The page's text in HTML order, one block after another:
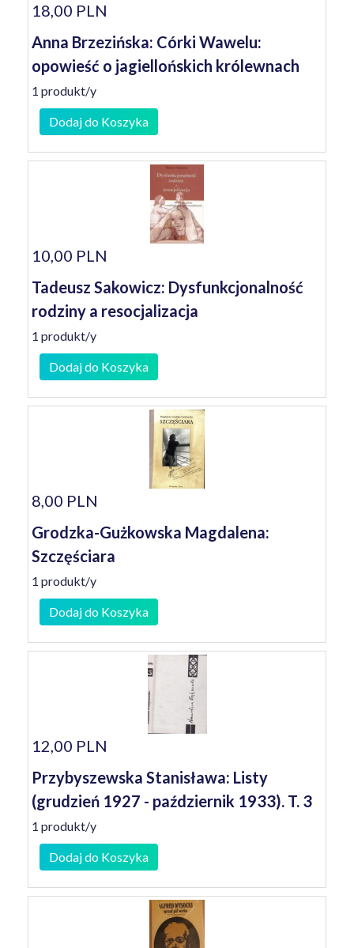
18,00 PLN
Anna Brzezińska: Córki Wawelu:
opowieść o jagiellońskich królewnach
1 produkt/y
Dodaj do Koszyka
10,00 PLN
Tadeusz Sakowicz: Dysfunkcjonalność
rodziny a resocjalizacja
1 produkt/y
Dodaj do Koszyka
8,00 PLN
Grodzka-Gużkowska Magdalena:
Szczęściara
1 produkt/y
Dodaj do Koszyka
12,00 PLN
Przybyszewska Stanisława: Listy
(grudzień 1927 - październik 1933). T. 3
1 produkt/y
Dodaj do Koszyka